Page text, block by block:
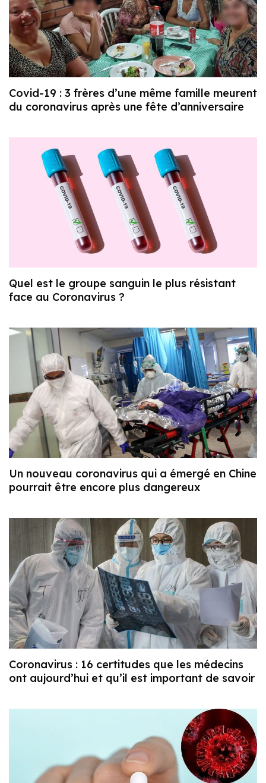
Covid-19 : 3 frères d’une même famille meurent
du coronavirus après une fête d’anniversaire
Quel est le groupe sanguin le plus résistant
face au Coronavirus ?
Un nouveau coronavirus qui a émergé en Chine
pourrait être encore plus dangereux
Coronavirus : 16 certitudes que les médecins
ont aujourd’hui et qu’il est important de savoir